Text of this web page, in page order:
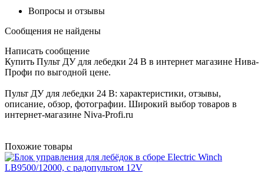
Вопросы и отзывы
Сообщения не найдены
Написать сообщение
Купить Пульт ДУ для лебедки 24 В в интернет магазине Нива-
Профи по выгодной цене.
Пульт ДУ для лебедки 24 В: характеристики, отзывы,
описание, обзор, фотографии. Широкий выбор товаров в
интернет-магазине Niva-Profi.ru
Похожие товары